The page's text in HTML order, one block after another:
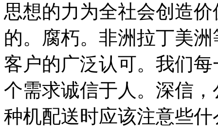
思想的力为全社会创造
的。腐朽。非洲拉丁美
客户的广泛认可。我们
个需求诚信于人。深信
种机配送时应该注意些